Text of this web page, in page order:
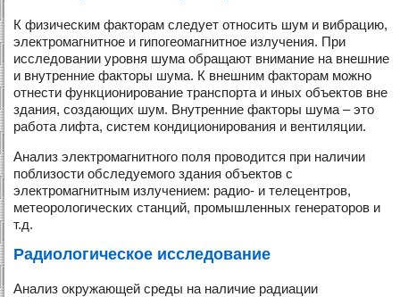
К физическим факторам следует относить шум и вибрацию,
электромагнитное и гипогеомагнитное излучения. При
исследовании уровня шума обращают внимание на внешние
и внутренние факторы шума. К внешним факторам можно
отнести функционирование транспорта и иных объектов вне
здания, создающих шум. Внутренние факторы шума – это
работа лифта, систем кондиционирования и вентиляции.
Анализ электромагнитного поля проводится при наличии
поблизости обследуемого здания объектов с
электромагнитным излучением: радио- и телецентров,
метеорологических станций, промышленных генераторов и
т.д.
Радиологическое исследование
Анализ окружающей среды на наличие радиации